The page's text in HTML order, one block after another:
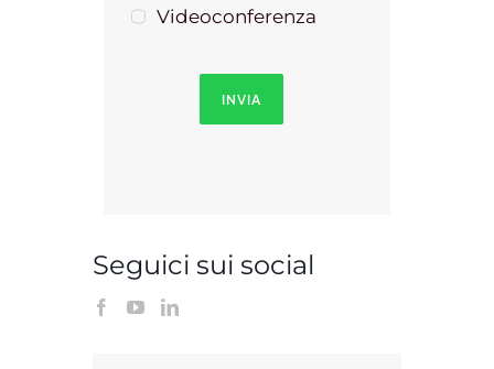
Videoconferenza
INVIA
Seguici sui social